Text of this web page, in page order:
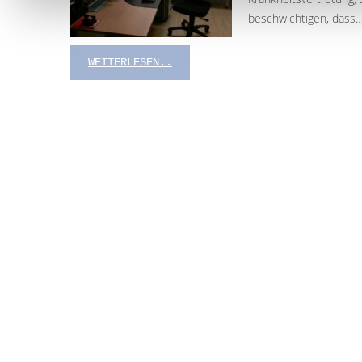
beschwichtigen, dass…
WEITERLESEN..